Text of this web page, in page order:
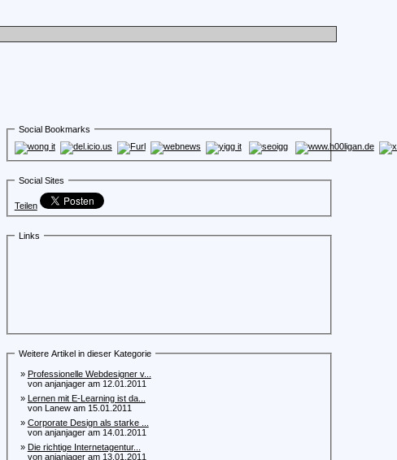
Social Bookmarks
Social Sites
Teilen
Links
Weitere Artikel in dieser Kategorie
» Professionelle Webdesigner v...
von anjanjager am 12.01.2011
» Lernen mit E-Learning ist da...
von Lanew am 15.01.2011
» Corporate Design als starke ...
von anjanjager am 14.01.2011
» Die richtige Internetagentur...
von anjanjager am 13.01.2011